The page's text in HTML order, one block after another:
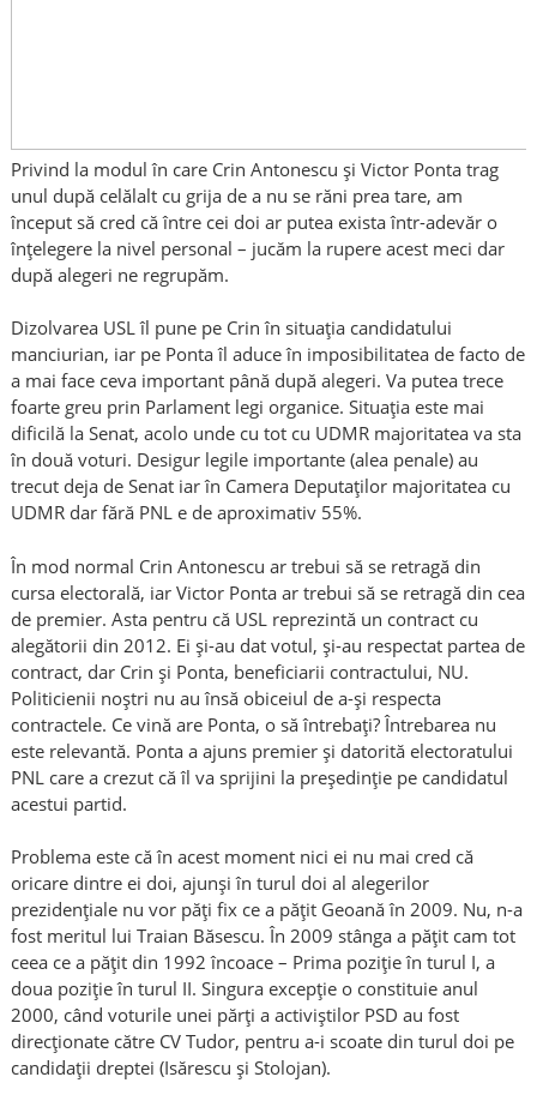
Privind la modul în care Crin Antonescu şi Victor Ponta trag
unul după celălalt cu grija de a nu se răni prea tare, am
început să cred că între cei doi ar putea exista într-adevăr o
înţelegere la nivel personal – jucăm la rupere acest meci dar
după alegeri ne regrupăm.
Dizolvarea USL îl pune pe Crin în situaţia candidatului
manciurian, iar pe Ponta îl aduce în imposibilitatea de facto de
a mai face ceva important până după alegeri. Va putea trece
foarte greu prin Parlament legi organice. Situaţia este mai
dificilă la Senat, acolo unde cu tot cu UDMR majoritatea va sta
în două voturi. Desigur legile importante (alea penale) au
trecut deja de Senat iar în Camera Deputaţilor majoritatea cu
UDMR dar fără PNL e de aproximativ 55%.
În mod normal Crin Antonescu ar trebui să se retragă din
cursa electorală, iar Victor Ponta ar trebui să se retragă din cea
de premier. Asta pentru că USL reprezintă un contract cu
alegătorii din 2012. Ei şi-au dat votul, şi-au respectat partea de
contract, dar Crin şi Ponta, beneficiarii contractului, NU.
Politicienii noştri nu au însă obiceiul de a-şi respecta
contractele. Ce vină are Ponta, o să întrebaţi? Întrebarea nu
este relevantă. Ponta a ajuns premier şi datorită electoratului
PNL care a crezut că îl va sprijini la preşedinţie pe candidatul
acestui partid.
Problema este că în acest moment nici ei nu mai cred că
oricare dintre ei doi, ajunşi în turul doi al alegerilor
prezidenţiale nu vor păţi fix ce a păţit Geoană în 2009. Nu, n-a
fost meritul lui Traian Băsescu. În 2009 stânga a păţit cam tot
ceea ce a păţit din 1992 încoace – Prima poziţie în turul I, a
doua poziţie în turul II. Singura excepţie o constituie anul
2000, când voturile unei părţi a activiştilor PSD au fost
direcţionate către CV Tudor, pentru a-i scoate din turul doi pe
candidaţii dreptei (Isărescu şi Stolojan).